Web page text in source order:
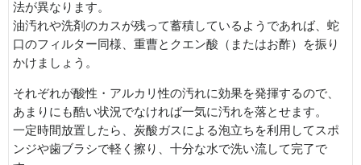
法が異なります。
油汚れや洗剤のカスが残って蓄積しているようであれば、蛇
口のフィルター同様、重曹とクエン酸（またはお酢）を振り
かけましょう。
それぞれが酸性・アルカリ性の汚れに効果を発揮するので、
あまりにも酷い状況でなければ一気に汚れを落とせます。
一定時間放置したら、炭酸ガスによる泡立ちを利用してスポ
ンジや歯ブラシで軽く擦り、十分な水で洗い流して完了で